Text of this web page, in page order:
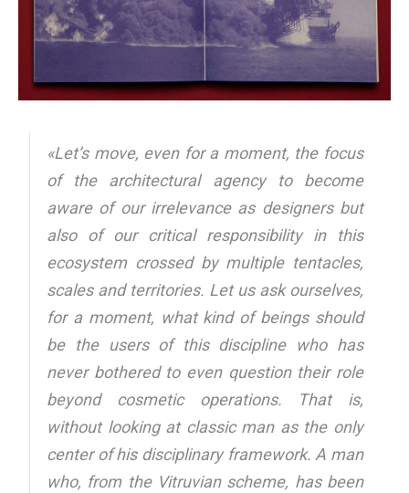
«Let’s move, even for a moment, the focus
of the architectural agency to become
aware of our irrelevance as designers but
also of our critical responsibility in this
ecosystem crossed by multiple tentacles,
scales and territories. Let us ask ourselves,
for a moment, what kind of beings should
be the users of this discipline who has
never bothered to even question their role
beyond cosmetic operations. That is,
without looking at classic man as the only
center of his disciplinary framework. A man
who, from the Vitruvian scheme, has been